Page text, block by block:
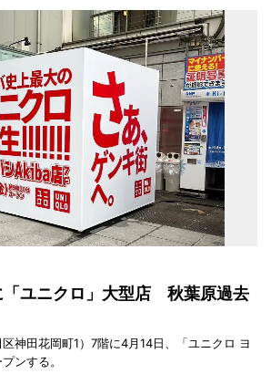
「ユニクロ」大型店 秋葉原過去
神田花岡町1）7階に4月14日、「ユニクロ ヨ
ンする。